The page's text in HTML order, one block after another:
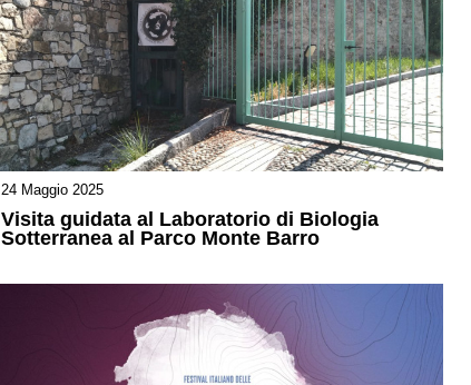
24 Maggio 2025
Visita guidata al Laboratorio di Biologia
Sotterranea al Parco Monte Barro